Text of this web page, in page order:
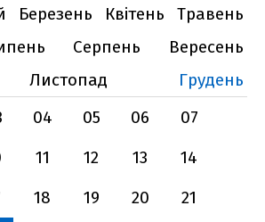
Березень Квітень
Травень
Серпень
Вересень
Листопад
Грудень
04 05 06
07
11 12 13
14
18 19 20
21